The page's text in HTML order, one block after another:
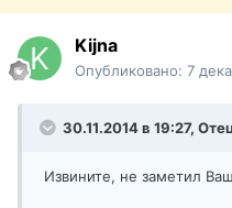
Kijna
Опубликовано: 7
30.11.2014 в 19:27,
Извините, не заметил